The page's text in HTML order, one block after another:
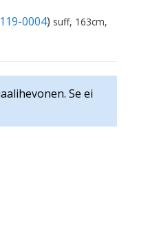
0004) suff, 163cm,
Se ei